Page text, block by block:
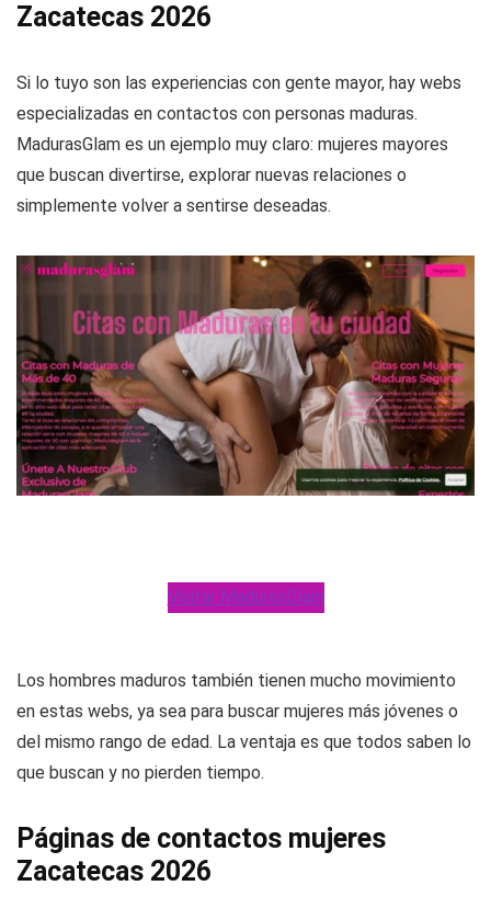
Zacatecas 2026
Si lo tuyo son las experiencias con gente mayor, hay webs
especializadas en contactos con personas maduras.
MadurasGlam es un ejemplo muy claro: mujeres mayores
que buscan divertirse, explorar nuevas relaciones o
simplemente volver a sentirse deseadas.
Visitar MadurasGlam
Los hombres maduros también tienen mucho movimiento
en estas webs, ya sea para buscar mujeres más jóvenes o
del mismo rango de edad. La ventaja es que todos saben lo
que buscan y no pierden tiempo.
Páginas de contactos mujeres
Zacatecas 2026